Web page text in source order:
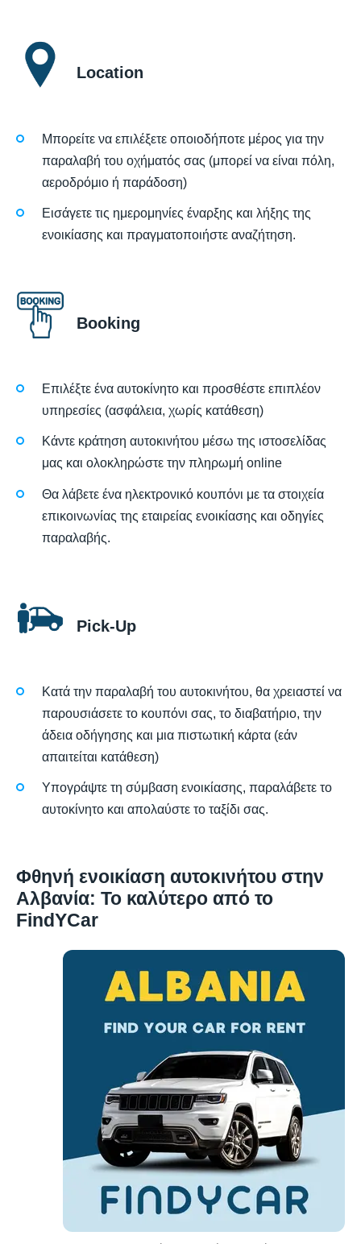
Location
Μπορείτε να επιλέξετε οποιοδήποτε μέρος για την
παραλαβή του οχήματός σας (μπορεί να είναι πόλη,
αεροδρόμιο ή παράδοση)
Εισάγετε τις ημερομηνίες έναρξης και λήξης της
ενοικίασης και πραγματοποιήστε αναζήτηση.
Booking
Επιλέξτε ένα αυτοκίνητο και προσθέστε επιπλέον
υπηρεσίες (ασφάλεια, χωρίς κατάθεση)
Κάντε κράτηση αυτοκινήτου μέσω της ιστοσελίδας
μας και ολοκληρώστε την πληρωμή online
Θα λάβετε ένα ηλεκτρονικό κουπόνι με τα στοιχεία
επικοινωνίας της εταιρείας ενοικίασης και οδηγίες
παραλαβής.
Pick-Up
Κατά την παραλαβή του αυτοκινήτου, θα χρειαστεί να
παρουσιάσετε το κουπόνι σας, το διαβατήριο, την
άδεια οδήγησης και μια πιστωτική κάρτα (εάν
απαιτείται κατάθεση)
Υπογράψτε τη σύμβαση ενοικίασης, παραλάβετε το
αυτοκίνητο και απολαύστε το ταξίδι σας.
Φθηνή ενοικίαση αυτοκινήτου στην
Αλβανία: Το καλύτερο από το
FindYCar